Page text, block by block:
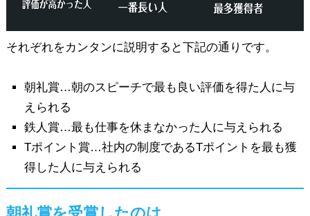
それぞれをカンタンに説明すると下記の通りです。
朝礼賞…朝のスピーチで最も良い評価を得た人に与
えられる
鉄人賞…最も仕事を休まなかった人に与えられる
Tポイント賞…社内の制度であるTポイントを最も獲
得した人に与えられる